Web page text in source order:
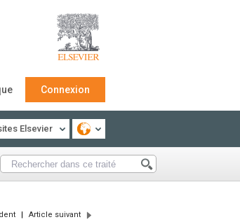
Connexion
Elsevier
| Article suivant